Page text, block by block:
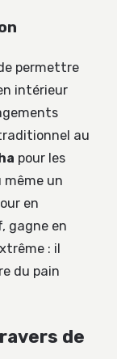
permettre
intérieur
au
pour les
même un
en
gagne en
: il
du pain
de